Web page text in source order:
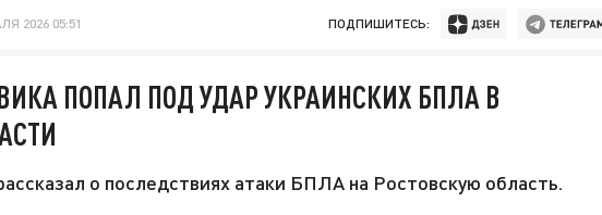
2026 05:51 ПОДПИШИТЕСЬ:
ПОПАЛ ПОД УДАР УКРАИНСКИХ БПЛА В
о последствиях атаки БПЛА на Ростовскую область.